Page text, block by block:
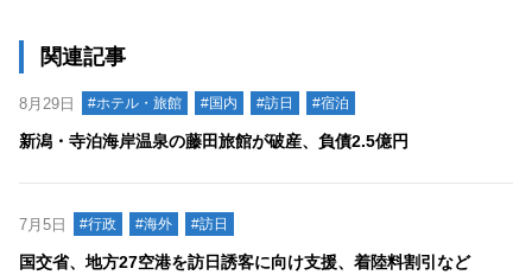
関連記事
8月29日 #ホテル・旅館 #国内 #訪日 #宿泊
新潟・寺泊海岸温泉の藤田旅館が破産、負債2.5億円
7月5日 #行政 #海外 #訪日
国交省、地方27空港を訪日誘客に向け支援、着陸料割引など